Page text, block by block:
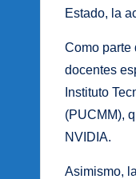
Estado, la
Como parte
docentes
Instituto
(PUCMM),
NVIDIA.
Asimismo,